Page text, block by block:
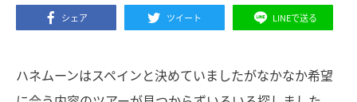
シェア ツイート LINEで送る
ハネムーンはスペインと決めていましたがなかなか希望